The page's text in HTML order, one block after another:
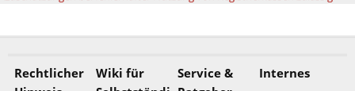
Rechtlicher
Wiki für
Service &
Internes